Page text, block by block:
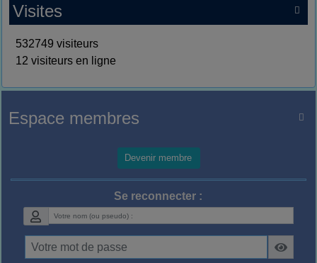

Visites
532749 visiteurs
12 visiteurs en ligne

Espace membres
Devenir membre
Se reconnecter :